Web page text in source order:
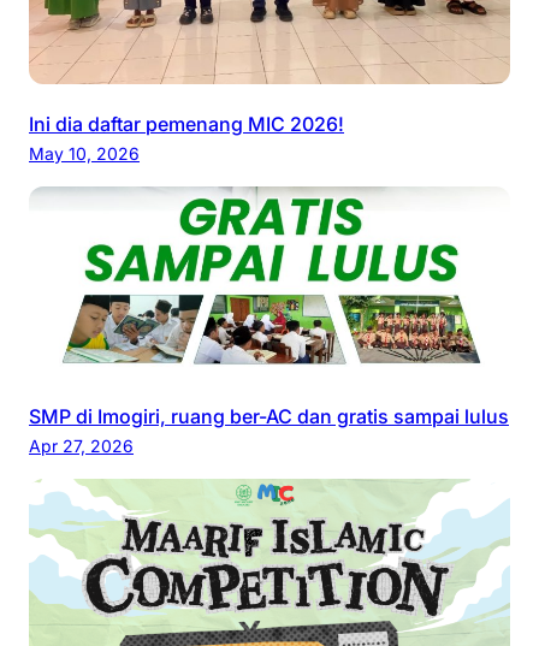
Ini dia daftar pemenang MIC 2026!
May 10, 2026
SMP di Imogiri, ruang ber-AC dan gratis sampai lulus
Apr 27, 2026